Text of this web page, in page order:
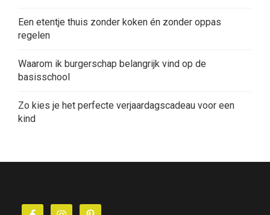
Een etentje thuis zonder koken én zonder oppas
regelen
Waarom ik burgerschap belangrijk vind op de
basisschool
Zo kies je het perfecte verjaardagscadeau voor een
kind